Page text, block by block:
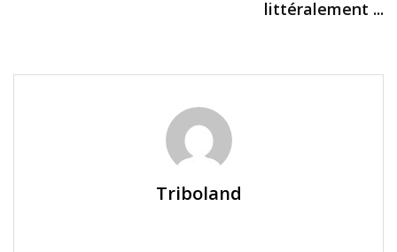
littéralement ...
Triboland